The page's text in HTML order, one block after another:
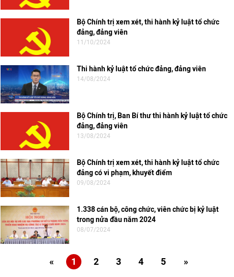
Bộ Chính trị xem xét, thi hành kỷ luật tổ chức
đảng, đảng viên
11/10/2024
Thi hành kỷ luật tổ chức đảng, đảng viên
14/08/2024
Bộ Chính trị, Ban Bí thư thi hành kỷ luật tổ chức
đảng, đảng viên
13/08/2024
Bộ Chính trị xem xét, thi hành kỷ luật tổ chức
đảng có vi phạm, khuyết điểm
09/08/2024
1.338 cán bộ, công chức, viên chức bị kỷ luật
trong nửa đầu năm 2024
08/07/2024
« 1 2 3 4 5 »